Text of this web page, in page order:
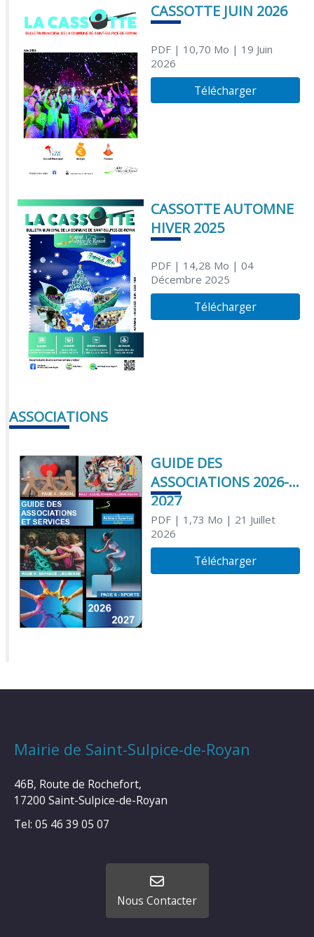
CASSOTTE JUIN 2026
PDF| 10,70 Mo | 19 Juin
2026
Télécharger
CASSOTTE AUTOMNE
HIVER 2025
PDF| 14,28 Mo | 04
Décembre 2025
Télécharger
ASSOCIATIONS
GUIDE DES
ASSOCIATIONS 2026-
2027
PDF| 1,73 Mo | 21 Juillet
2026
Télécharger
Mairie de Saint-Sulpice-de-Royan
46B, Route de Rochefort,
17200 Saint-Sulpice-de-Royan
Tel: 05 46 39 05 07
Nous Contacter